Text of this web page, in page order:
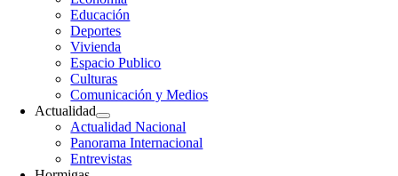
Educación
Deportes
Vivienda
Espacio Publico
Culturas
Comunicación y Medios
Actualidad
Actualidad Nacional
Panorama Internacional
Entrevistas